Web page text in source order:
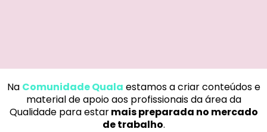
Na Comunidade Quala estamos a criar conteúdos e
material de apoio aos profissionais da área da
Qualidade para estarmais preparada no mercado
de trabalho.